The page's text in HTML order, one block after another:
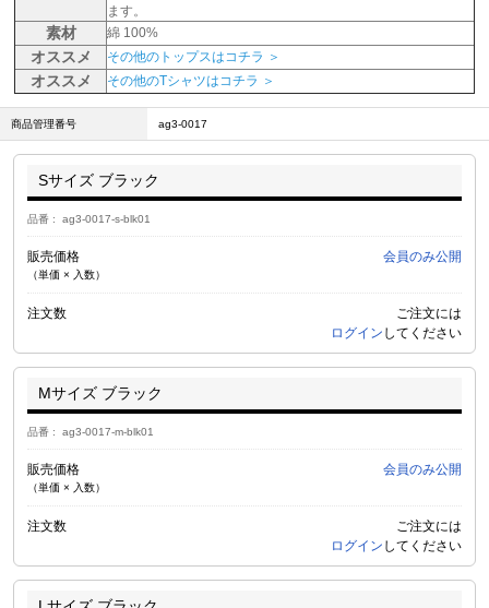
ます。
素材 綿 100%
オススメ その他のトップスはコチラ ＞
オススメ その他のTシャツはコチラ ＞
商品管理番号 ag3-0017
Sサイズ ブラック
品番 ag3-0017-s-blk01
販売価格
（単価 × 入数）
会員のみ公開
注文数
ご注文には
ログイン してください
Mサイズ ブラック
品番 ag3-0017-m-blk01
販売価格
（単価 × 入数）
会員のみ公開
注文数
ご注文には
ログイン してください